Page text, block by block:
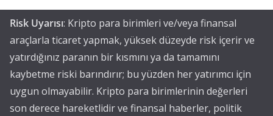
Risk Uyarısı: Kripto para birimleri ve/veya finansal
araçlarla ticaret yapmak, yüksek düzeyde risk içerir ve
yatırdığınız paranın bir kısmını ya da tamamını
kaybetme riski barındırır; bu yüzden her yatırımcı için
uygun olmayabilir. Kripto para birimlerinin değerleri
son derece hareketlidir ve finansal haberler, politik